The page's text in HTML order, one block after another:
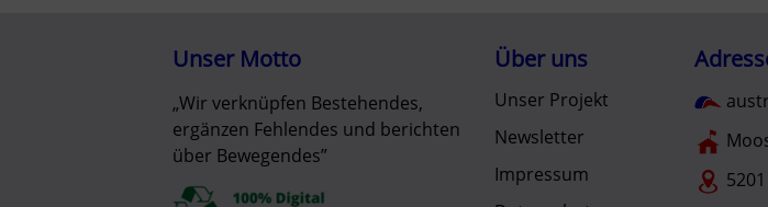
Unser Motto
„Wir verknüpfen Bestehendes,
ergänzen Fehlendes und berichten
über Bewegendes”
Über uns
Unser Projekt
Newsletter
Impressum